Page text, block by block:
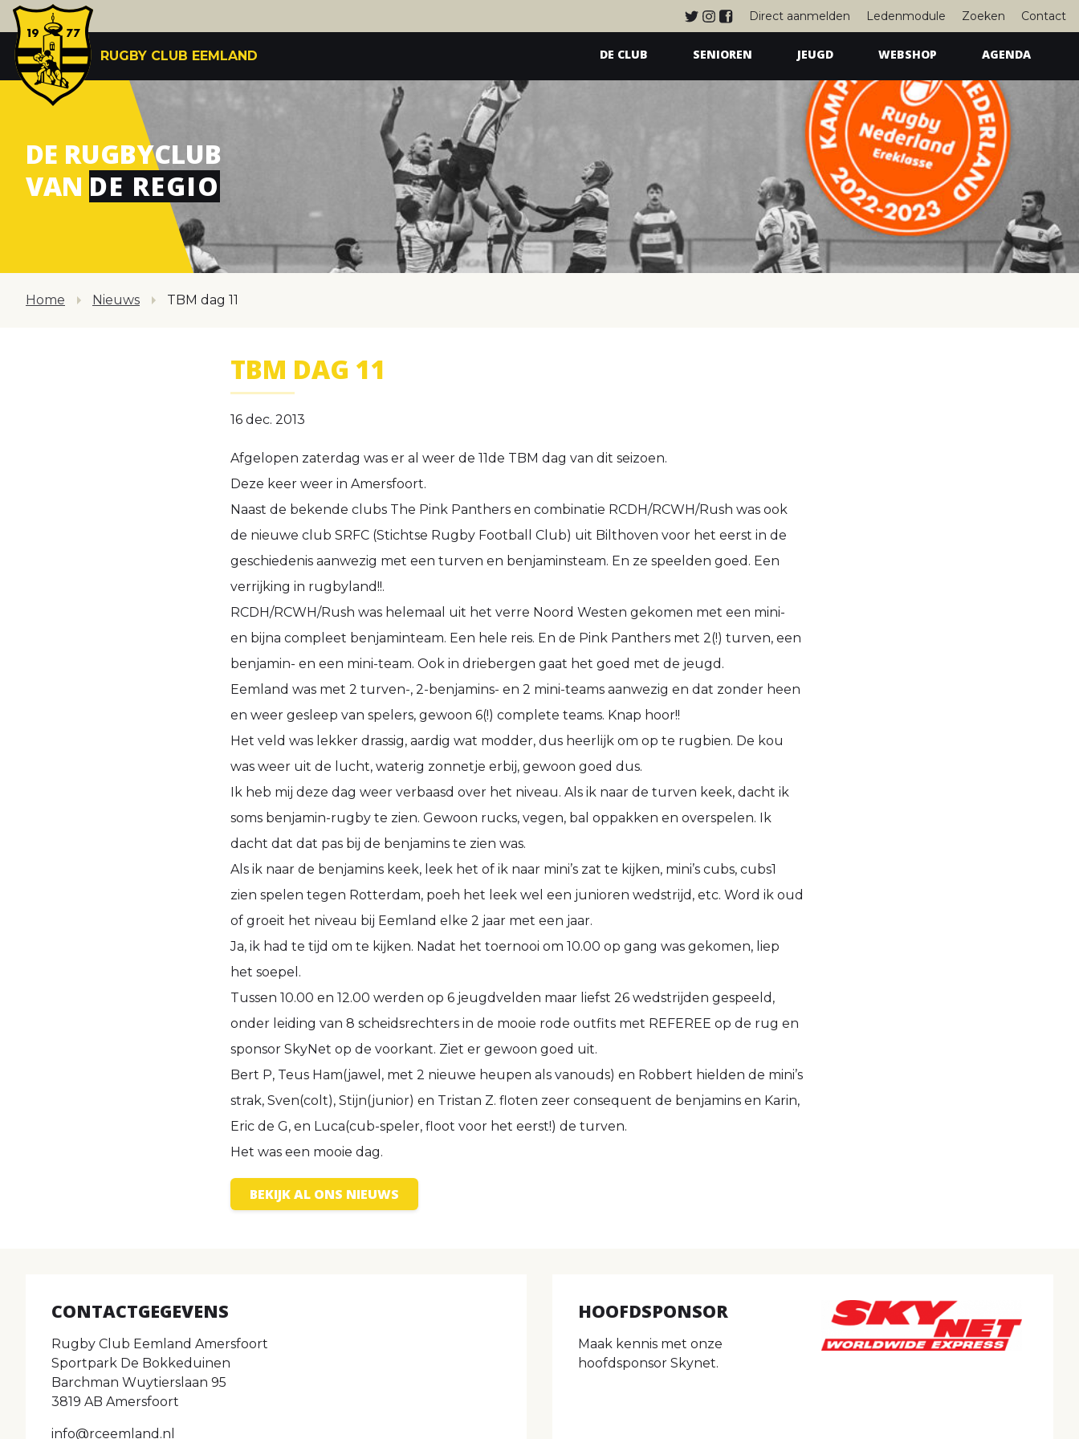
Direct aanmelden Ledenmodule Zoeken Contact
RUGBY CLUB EEMLAND DE CLUB SENIOREN JEUGD WEBSHOP AGENDA
DE RUGBYCLUB
VAN DE REGIO
Home Nieuws TBM dag 11
TBM DAG 11
16 dec. 2013
Afgelopen zaterdag was er al weer de 11de TBM dag van dit seizoen.
Deze keer weer in Amersfoort.
Naast de bekende clubs The Pink Panthers en combinatie RCDH/RCWH/Rush was ook
de nieuwe club SRFC (Stichtse Rugby Football Club) uit Bilthoven voor het eerst in de
geschiedenis aanwezig met een turven en benjaminsteam. En ze speelden goed. Een
verrijking in rugbyland!!.
RCDH/RCWH/Rush was helemaal uit het verre Noord Westen gekomen met een mini-
en bijna compleet benjaminteam. Een hele reis. En de Pink Panthers met 2(!) turven, een
benjamin- en een mini-team. Ook in driebergen gaat het goed met de jeugd.
Eemland was met 2 turven-, 2-benjamins- en 2 mini-teams aanwezig en dat zonder heen
en weer gesleep van spelers, gewoon 6(!) complete teams. Knap hoor!!
Het veld was lekker drassig, aardig wat modder, dus heerlijk om op te rugbien. De kou
was weer uit de lucht, waterig zonnetje erbij, gewoon goed dus.
Ik heb mij deze dag weer verbaasd over het niveau. Als ik naar de turven keek, dacht ik
soms benjamin-rugby te zien. Gewoon rucks, vegen, bal oppakken en overspelen. Ik
dacht dat dat pas bij de benjamins te zien was.
Als ik naar de benjamins keek, leek het of ik naar mini’s zat te kijken, mini’s cubs, cubs1
zien spelen tegen Rotterdam, poeh het leek wel een junioren wedstrijd, etc. Word ik oud
of groeit het niveau bij Eemland elke 2 jaar met een jaar.
Ja, ik had te tijd om te kijken. Nadat het toernooi om 10.00 op gang was gekomen, liep
het soepel.
Tussen 10.00 en 12.00 werden op 6 jeugdvelden maar liefst 26 wedstrijden gespeeld,
onder leiding van 8 scheidsrechters in de mooie rode outfits met REFEREE op de rug en
sponsor SkyNet op de voorkant. Ziet er gewoon goed uit.
Bert P, Teus Ham(jawel, met 2 nieuwe heupen als vanouds) en Robbert hielden de mini’s
strak, Sven(colt), Stijn(junior) en Tristan Z. floten zeer consequent de benjamins en Karin,
Eric de G, en Luca(cub-speler, floot voor het eerst!) de turven.
Het was een mooie dag.
BEKIJK AL ONS NIEUWS
CONTACTGEGEVENS
Rugby Club Eemland Amersfoort
Sportpark De Bokkeduinen
Barchman Wuytierslaan 95
3819 AB Amersfoort
info@rceemland.nl
HOOFDSPONSOR
Maak kennis met onze
hoofdsponsor Skynet.